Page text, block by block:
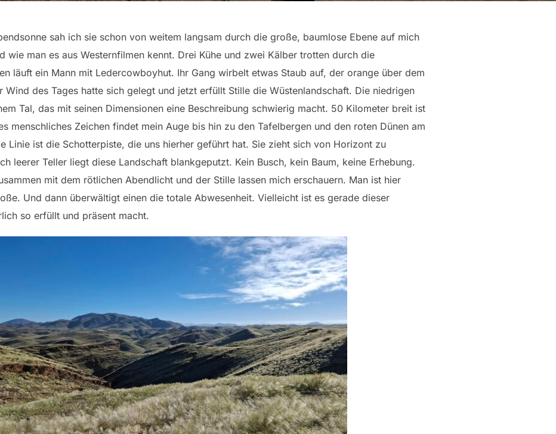
sah ich sie schon von weitem langsam durch die große, baumlose Ebene auf mich
wie man es aus Westernfilmen kennt. Drei Kühe und zwei Kälber trotten durch die
läuft ein Mann mit Ledercowboyhut. Ihr Gang wirbelt etwas Staub auf, der orange über dem
Wind des Tages hatte sich gelegt und jetzt erfüllt Stille die Wüstenlandschaft. Die niedrigen
Tal, das mit seinen Dimensionen eine Beschreibung schwierig macht. 50 Kilometer breit ist
menschliches Zeichen findet mein Auge bis hin zu den Tafelbergen und den roten Dünen am
Linie ist die Schotterpiste, die uns hierher geführt hat. Sie zieht sich von Horizont zu
leerer Teller liegt diese Landschaft blankgeputzt. Kein Busch, kein Baum, keine Erhebung.
mit dem rötlichen Abendlicht und der Stille lassen mich erschauern. Man ist hier
Und dann überwältigt einen die totale Abwesenheit. Vielleicht ist es gerade dieser
so erfüllt und präsent macht.